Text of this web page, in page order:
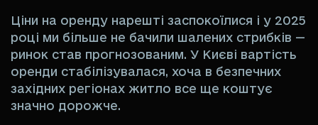
Ціни на оренду нарешті заспокоїлися і у 2025
році ми більше не бачили шалених стрибків —
ринок став прогнозованим. У Києві вартість
оренди стабілізувалася, хоча в безпечних
західних регіонах житло все ще коштує
значно дорожче.